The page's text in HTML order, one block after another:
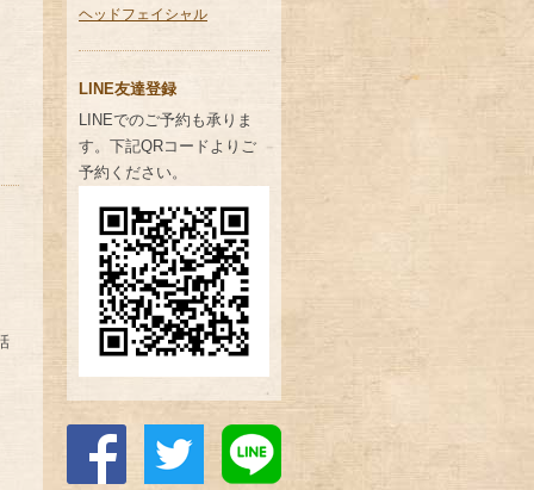
ヘッドフェイシャル
LINE友達登録
LINEでのご予約も承りま
す。下記QRコードよりご
予約ください。